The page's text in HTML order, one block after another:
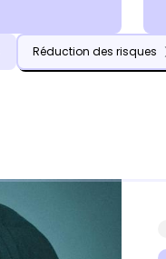
Réduction des risques